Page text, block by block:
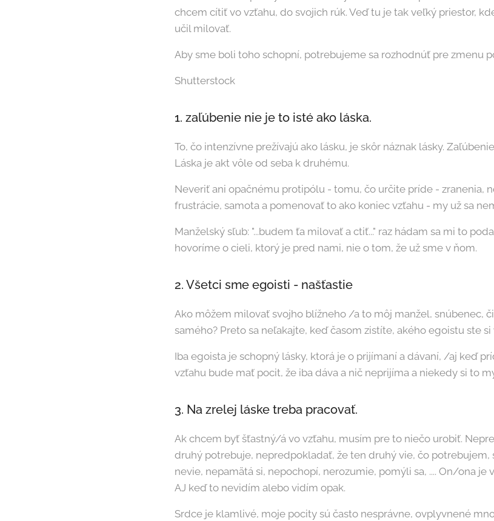
chcem cítiť vo vzťahu, do svojich rúk. Veď tu je tak veľký priestor,
učil milovať.
Aby sme boli toho schopní, potrebujeme sa rozhodnúť pre zmenu
Shutterstock
1. zaľúbenie nie je to isté ako láska.
To, čo intenzívne prežívajú ako lásku, je skôr náznak lásky.
Láska je akt vôle od seba k druhému.
Neveriť ani opačnému protipólu - tomu, čo určite príde - zranenia,
frustrácie, samota a pomenovať to ako koniec vzťahu - my už sa
Manželský sľub: "...budem ťa milovať a ctiť..." raz hádam sa mi to
hovoríme o cieli, ktorý je pred nami, nie o tom, že už sme v ňom.
2. Všetci sme egoisti - našťastie
Ako môžem milovať svojho blížneho /a to môj manžel, snúbenec,
samého? Preto sa neľakajte, keď časom zistíte, akého egoistu ste si
Iba egoista je schopný lásky, ktorá je o prijímaní a dávaní, /aj keď
vzťahu bude mať pocit, že iba dáva a nič neprijíma a niekedy si to
3. Na zrelej láske treba pracovať.
Ak chcem byť šťastný/á vo vzťahu, musím pre to niečo urobiť.
druhý potrebuje, nepredpokladať, že ten druhý vie, čo
nevie, nepamätá si, nepochopí, nerozumie, pomýli sa, .... On/ona je
AJ keď to nevidím alebo vidím opak.
Srdce je klamlivé, moje pocity sú často nesprávne, ovplyvnené